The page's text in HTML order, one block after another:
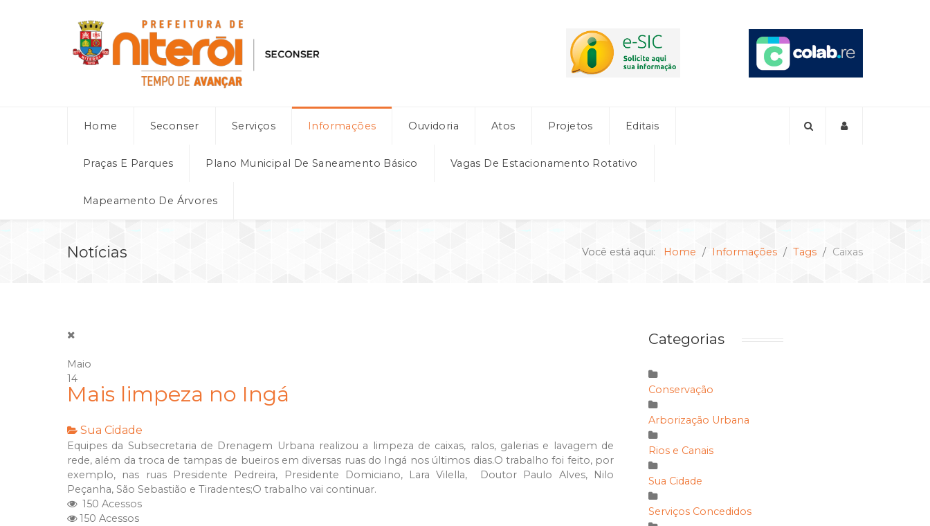
Home Seconser Serviços Informações Ouvidoria Atos Projetos Editais
Praças E Parques Plano Municipal De Saneamento Básico Vagas De Estacionamento Rotativo
Mapeamento De Árvores
Notícias Você está aqui: Home Informações Tags Caixas
Maio
14
Mais limpeza no Ingá
Sua Cidade
Equipes da Subsecretaria de Drenagem Urbana realizou a limpeza de caixas, ralos, galerias e lavagem de
rede, além da troca de tampas de bueiros em diversas ruas do Ingá nos últimos dias.O trabalho foi feito, por
exemplo, nas ruas Presidente Pedreira, Presidente Domiciano, Lara Vilella, Doutor Paulo Alves, Nilo
Peçanha, São Sebastião e Tiradentes;O trabalho vai continuar.
150 Acessos
150 Acessos
Categorias
Conservação
Arborização Urbana
Rios e Canais
Sua Cidade
Serviços Concedidos